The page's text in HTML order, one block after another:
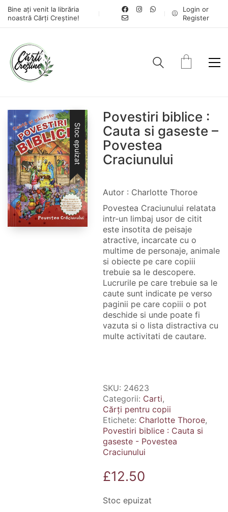
Bine ați venit la librăria
noastră Cărți Creștine!
Login or
Register
Stoc epuizat
Povestiri biblice :
Cauta si gaseste –
Povestea
Craciunului
Autor : Charlotte Thoroe
Povestea Craciunului relatata
intr-un limbaj usor de citit
este insotita de peisaje
atractive, incarcate cu o
multime de personaje, animale
si obiecte pe care copiii
trebuie sa le descopere.
Lucrurile pe care trebuie sa le
caute sunt indicate pe verso
paginii pe care copiii o pot
deschide si unde poate fi
vazuta si o lista distractiva cu
multe activitati de cautare.
SKU: 24623
Categorii: Carti,
Cărți pentru copii
Etichete: Charlotte Thoroe,
Povestiri biblice : Cauta si
gaseste - Povestea
Craciunului
£12.50
Stoc epuizat